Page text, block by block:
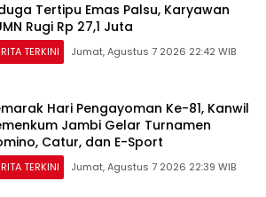
Tertipu Emas Palsu, Karyawan
Rugi Rp 27,1 Juta
TERKINI Jumat, Agustus 7 2026 22:42 WIB
Hari Pengayoman Ke-81, Kanwil
Jambi Gelar Turnamen
Catur, dan E-Sport
TERKINI Jumat, Agustus 7 2026 22:39 WIB